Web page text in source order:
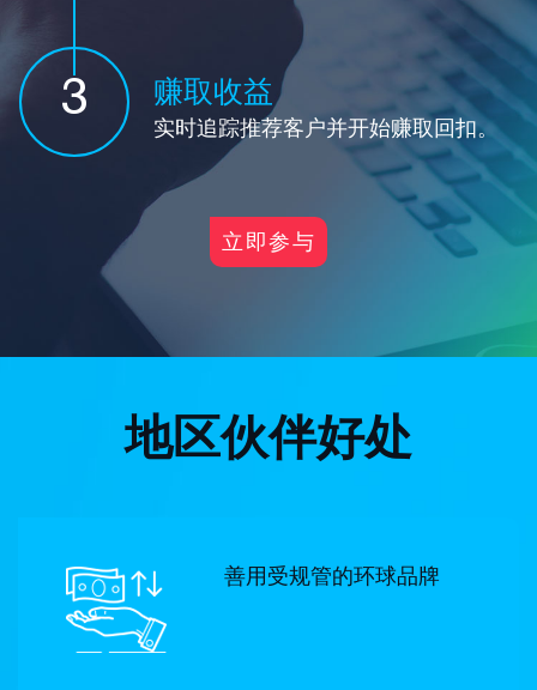
3 赚取收益
实时追踪推荐客户并开始赚取回扣。
立即参与
地区伙伴好处
善用受规管的环球品牌